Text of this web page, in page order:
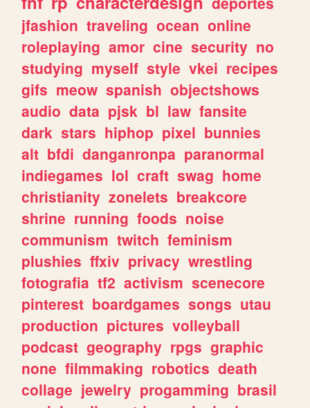
jfashion traveling ocean online
roleplaying amor cine security no
studying myself style vkei recipes
gifs meow spanish objectshows
audio data pjsk bl law fansite
dark stars hiphop pixel bunnies
alt bfdi danganronpa paranormal
indiegames lol craft swag home
christianity zonelets breakcore
shrine running foods noise
communism twitch feminism
plushies ffxiv privacy wrestling
fotografia tf2 activism scenecore
pinterest boardgames songs utau
production pictures volleyball
podcast geography rpgs graphic
none filmmaking robotics death
collage jewelry progamming brasil